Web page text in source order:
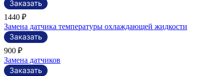
1440 ₽
Замена датчика температуры охлаждающей жидкости
900 ₽
Замена датчиков